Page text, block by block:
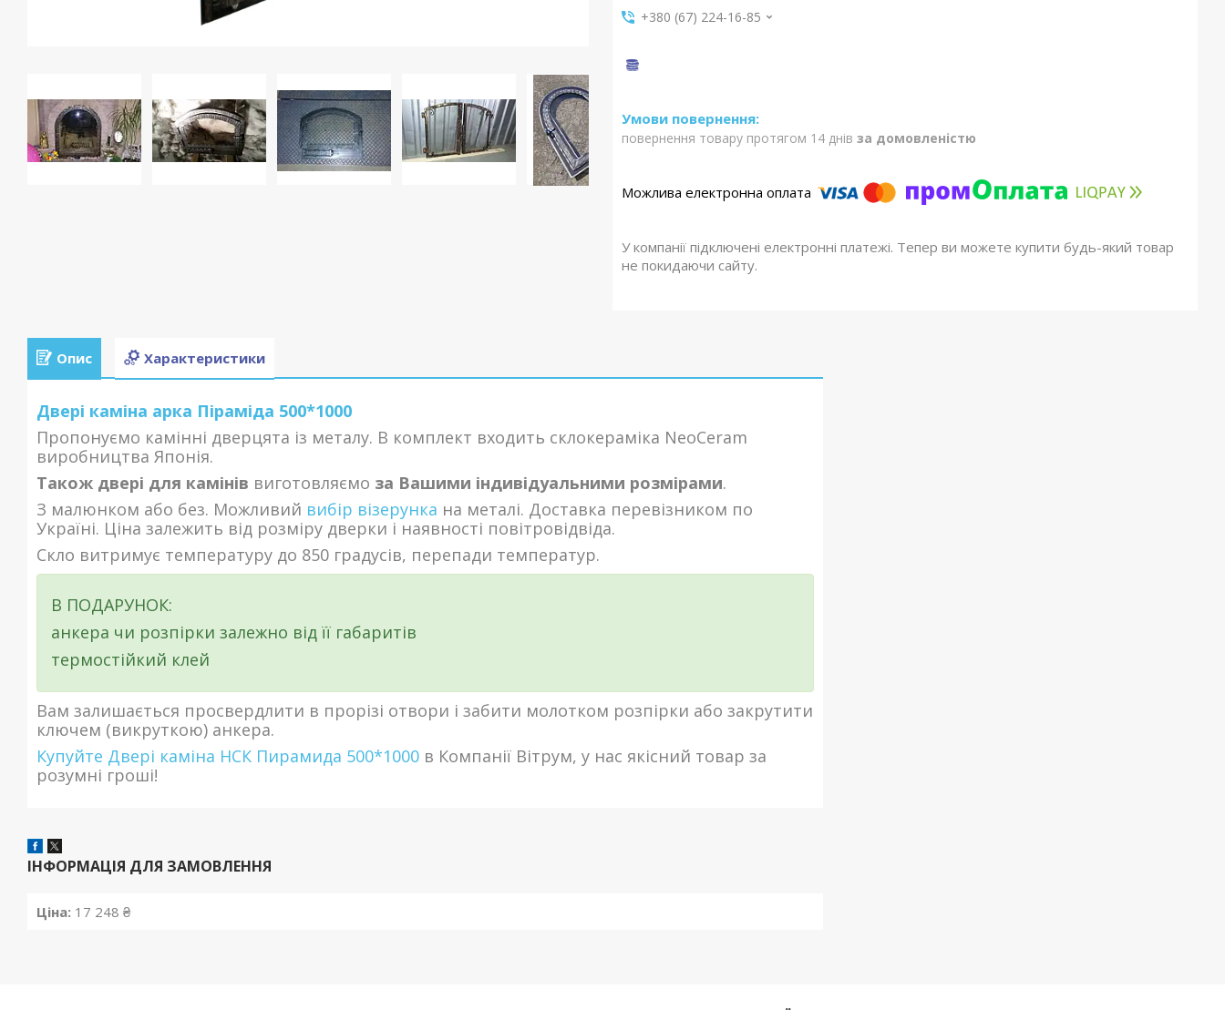
+380 (67) 224-16-85
повернення товару протягом 14 днів за домовленістю
У компанії підключені електронні платежі. Тепер ви можете купити будь-який товар
не покидаючи сайту.
Опис Характеристики
Двері каміна арка Піраміда 500*1000
Пропонуємо камінні дверцята із металу. В комплект входить склокераміка NeoCeram
виробництва Японія.
Також двері для камінів виготовляємо за Вашими індивідуальними розмірами.
З малюнком або без. Можливий вибір візерунка на металі. Доставка перевізником по
Україні. Ціна залежить від розміру дверки і наявності повітровідвіда.
Скло витримує температуру до 850 градусів, перепади температур.
В ПОДАРУНОК:
анкера чи розпірки залежно від її габаритів
термостійкий клей
Вам залишається просвердлити в прорізі отвори і забити молотком розпірки або закрутити
ключем (викруткою) анкера.
Купуйте Двері каміна НСК Пирамида 500*1000 в Компанії Вітрум, у нас якісний товар за
розумні гроші!
ІНФОРМАЦІЯ ДЛЯ ЗАМОВЛЕННЯ
Ціна: 17 248 ₴